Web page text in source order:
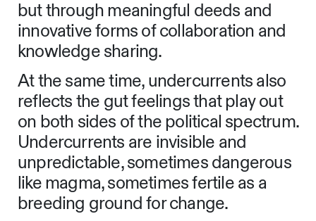
but through meaningful deeds and
innovative forms of collaboration and
knowledge sharing.
At the same time, undercurrents also
reflects the gut feelings that play out
on both sides of the political spectrum.
Undercurrents are invisible and
unpredictable, sometimes dangerous
like magma, sometimes fertile as a
breeding ground for change.